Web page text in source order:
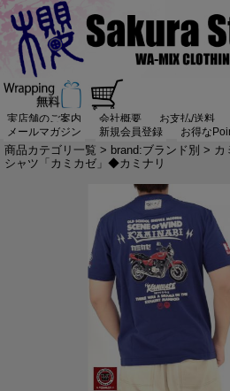
実店舗のご案内 会社概要 お支払/送料
メールマガジン
新規会員登録 お得な
商品カテゴリ一覧 > brand:ブランド別 > カ
シャツ「カミカゼ」◆カミナリ